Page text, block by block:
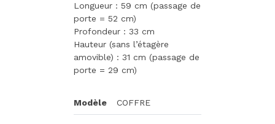
Longueur : 59 cm (passage de
porte = 52 cm)
Profondeur : 33 cm
Hauteur (sans l’étagère
amovible) : 31 cm (passage de
porte = 29 cm)
Modèle COFFRE